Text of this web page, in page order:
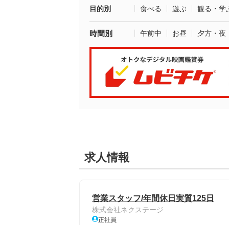
目的別 食べる 遊ぶ 観る・学
時間別 午前中 お昼 夕方・夜
求人情報
営業スタッフ/年間休日実質125日
株式会社ネクステージ
正社員